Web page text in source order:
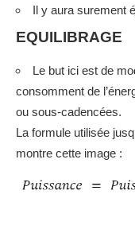
Il y aura surement
EQUILIBRAGE
Le but ici est de
consomment de
ou sous-cadencées.
La formule utilisée
montre cette image :